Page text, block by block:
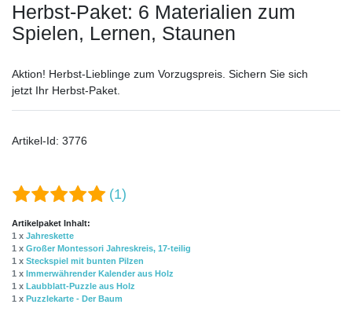
Herbst-Paket: 6 Materialien zum
Spielen, Lernen, Staunen
Aktion! Herbst-Lieblinge zum Vorzugspreis. Sichern Sie sich
jetzt Ihr Herbst-Paket.
Artikel-Id: 3776
(1)
Artikelpaket Inhalt:
1 x Jahreskette
1 x Großer Montessori Jahreskreis, 17-teilig
1 x Steckspiel mit bunten Pilzen
1 x Immerwährender Kalender aus Holz
1 x Laubblatt-Puzzle aus Holz
1 x Puzzlekarte - Der Baum